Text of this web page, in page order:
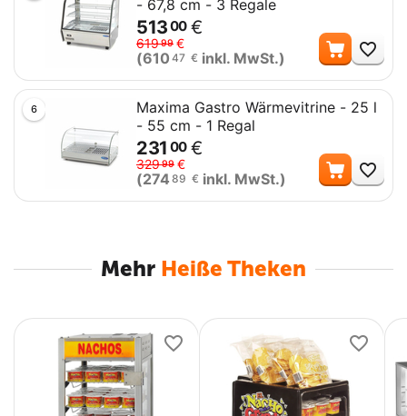
- 67,8 cm - 3 Regale
51300 €
61999 €
(610 47 € inkl. MwSt.)
6
Maxima Gastro Wärmevitrine - 25 l
- 55 cm - 1 Regal
231 00 €
32999 €
(274 89 € inkl. MwSt.)
Mehr Heiße Theken